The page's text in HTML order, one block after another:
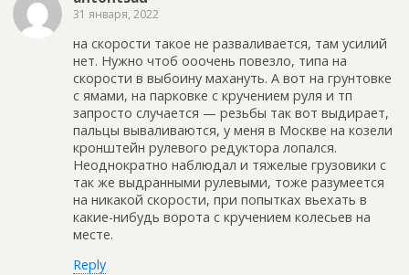
31 января, 2022
на скорости такое не разваливается, там усилий
нет. Нужно чтоб ооочень повезло, типа на
скорости в выбоину махануть. А вот на грунтовке
с ямами, на парковке с кручением руля и тп
запросто случается — резьбы так вот выдирает,
пальцы вываливаются, у меня в Москве на козели
кронштейн рулевого редуктора лопался.
Неоднократно наблюдал и тяжелые грузовики с
так же выдранными рулевыми, тоже разумеется
на никакой скорости, при попытках вьехать в
какие-нибудь ворота с кручением колесьев на
месте.
Reply